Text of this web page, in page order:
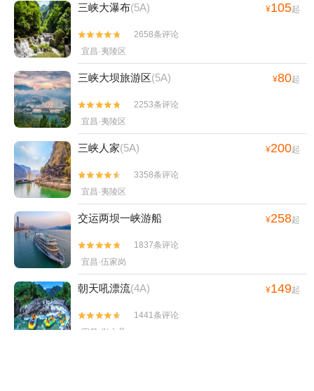
三峡大瀑布(5A) ¥105起


2658条评论
宜昌·夷陵区
三峡大坝旅游区(5A) ¥80起


2253条评论
宜昌·夷陵区
三峡人家(5A) ¥200起


3358条评论
宜昌·夷陵区
交运两坝一峡游船 ¥258起


1837条评论
宜昌·伍家岗
朝天吼漂流(4A) ¥149起


1441条评论
宜昌·兴山县